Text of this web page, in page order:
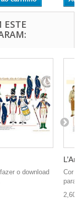
ESTE
o download
Cor
para
2,60 €